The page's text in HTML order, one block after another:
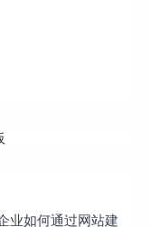
业如何通过网站建